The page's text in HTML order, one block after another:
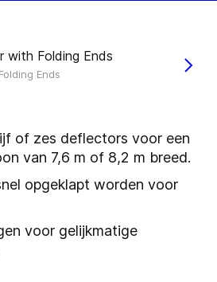
Ends
of zes deflectors voor een
van 7,6 m of 8,2 m breed.
opgeklapt worden voor
voor gelijkmatige